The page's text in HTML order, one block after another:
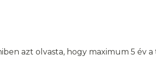
azt olvasta, hogy maximum 5 év a